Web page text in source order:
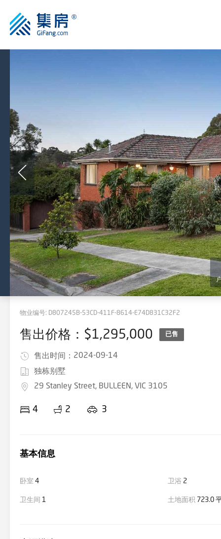
物业编号: D807245B-53CD-411F-8614-E74D831C32F2
售出价格：$1,295,000 已售
售出时间： 2024-09-14
独栋别墅
29 Stanley Street, BULLEEN, VIC 3105
4 2 3
基本信息
卧室 4 卫浴 2
卫生间 1 土地面积 723.0